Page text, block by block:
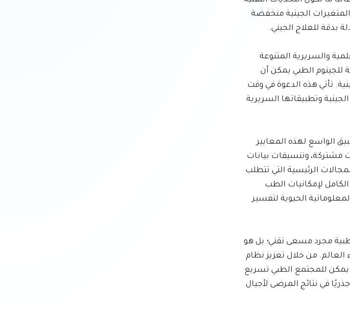
لسد الفجوات القائمة وتعزيز بيئة أكثر تماسكًا، يتم اقتراح مقاربات عملية للتطبيق الواسع لهذه المعايير
الجينومي. تتراوح هذه المجالات من تحسين تقنيات التسلسل إلى تعزيز أدوات المعلوماتية الحيوية لتفسير